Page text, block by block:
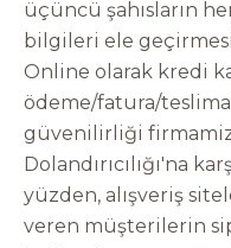
üçüncü şahısların
bilgileri ele
Online olarak kredi
ödeme/fatura/
güvenilirliği firmamiz
Dolandırıcılığı'na
yüzden, alışveriş
veren müşterilerin